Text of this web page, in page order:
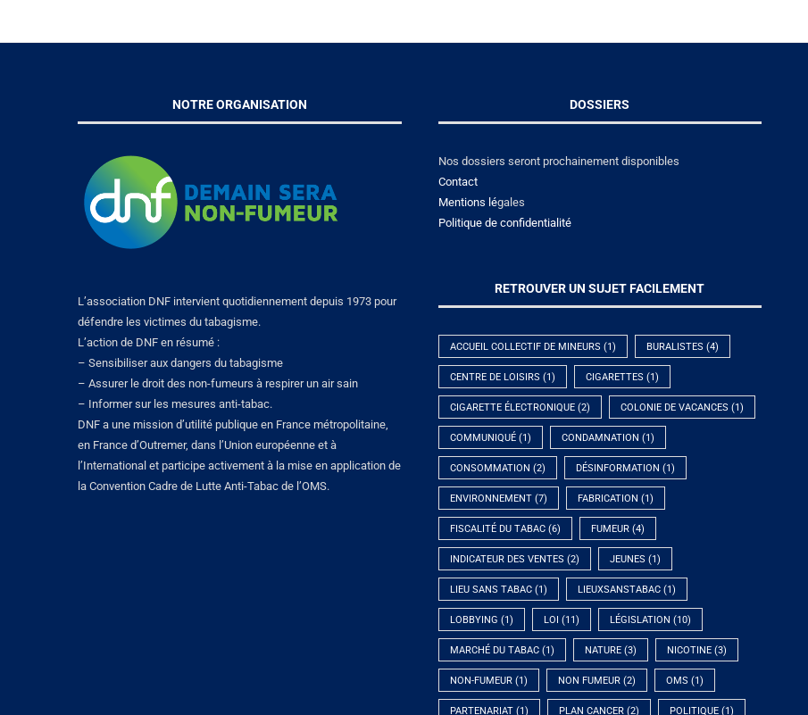
NOTRE ORGANISATION
L’association DNF intervient quotidiennement depuis 1973 pour
défendre les victimes du tabagisme.
L’action de DNF en résumé :
– Sensibiliser aux dangers du tabagisme
– Assurer le droit des non-fumeurs à respirer un air sain
– Informer sur les mesures anti-tabac.
DNF a une mission d’utilité publique en France métropolitaine,
en France d’Outremer, dans l’Union européenne et à
l’International et participe activement à la mise en application de
la Convention Cadre de Lutte Anti-Tabac de l’OMS.
DOSSIERS
Nos dossiers seront prochainement disponibles
Contact
Mentions légales
Politique de confidentialité
RETROUVER UN SUJET FACILEMENT
ACCUEIL COLLECTIF DE MINEURS (1) BURALISTES (4)
CENTRE DE LOISIRS (1) CIGARETTES (1)
CIGARETTE ÉLECTRONIQUE(2) COLONIE DE VACANCES (1)
COMMUNIQUÉ(1) CONDAMNATION (1)
CONSOMMATION (2) DÉSINFORMATION (1)
ENVIRONNEMENT(7) FABRICATION (1)
FISCALITÉ DU TABAC(6) FUMEUR(4)
INDICATEUR DES VENTES (2) JEUNES (1)
LIEU SANS TABAC(1) LIEUXSANSTABAC(1)
LOBBYING (1) LOI (11) LÉGISLATION (10)
MARCHÉ DU TABAC(1) NATURE(3) NICOTINE(3)
NON-FUMEUR(1) NON FUMEUR(2) OMS (1)
PARTENARIAT(1) PLAN CANCER(2) POLITIQUE(1)